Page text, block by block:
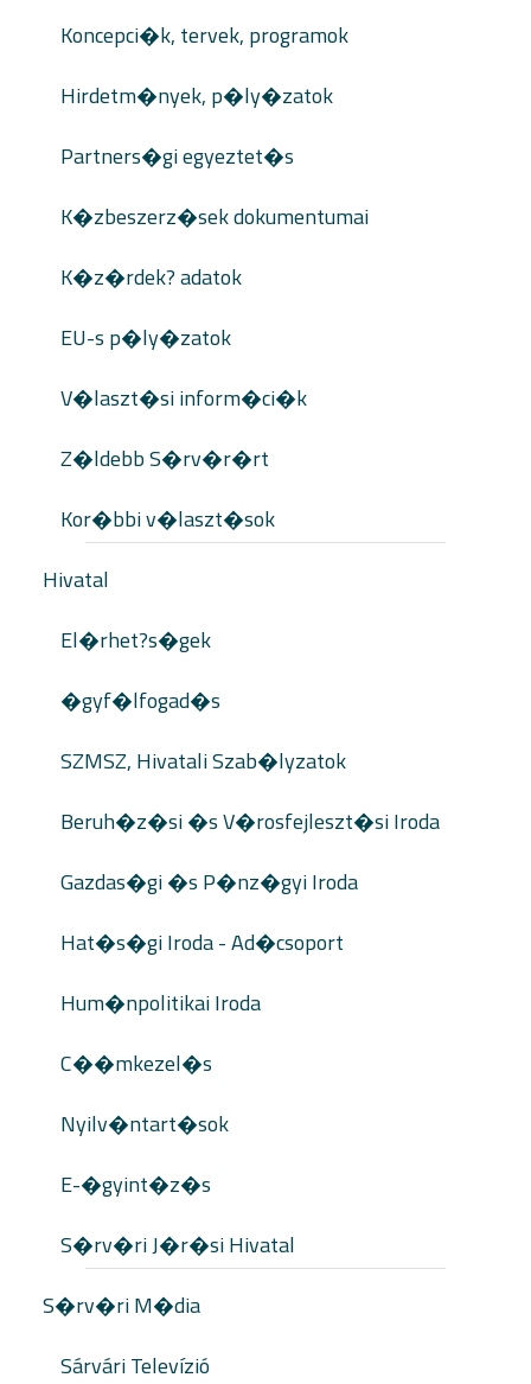
Koncepci�k, tervek, programok
Hirdetm�nyek, p�ly�zatok
Partners�gi egyeztet�s
K�zbeszerz�sek dokumentumai
K�z�rdek? adatok
EU-s p�ly�zatok
V�laszt�si inform�ci�k
Z�ldebb S�rv�r�rt
Kor�bbi v�laszt�sok
Hivatal
El�rhet?s�gek
�gyf�lfogad�s
SZMSZ, Hivatali Szab�lyzatok
Beruh�z�si �s V�rosfejleszt�si Iroda
Gazdas�gi �s P�nz�gyi Iroda
Hat�s�gi Iroda - Ad�csoport
Hum�npolitikai Iroda
C��mkezel�s
Nyilv�ntart�sok
E-�gyint�z�s
S�rv�ri J�r�si Hivatal
S�rv�ri M�dia
Sárvári Televízió